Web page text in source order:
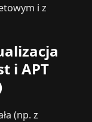
i z
i APT
(np. z